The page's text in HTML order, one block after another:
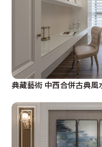
典藏藝術 中西合併古典風